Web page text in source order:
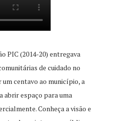
PIC (2014-20) entregava
de cuidado no
centavo ao município, a
abrir espaço para uma
Conheça a visão e